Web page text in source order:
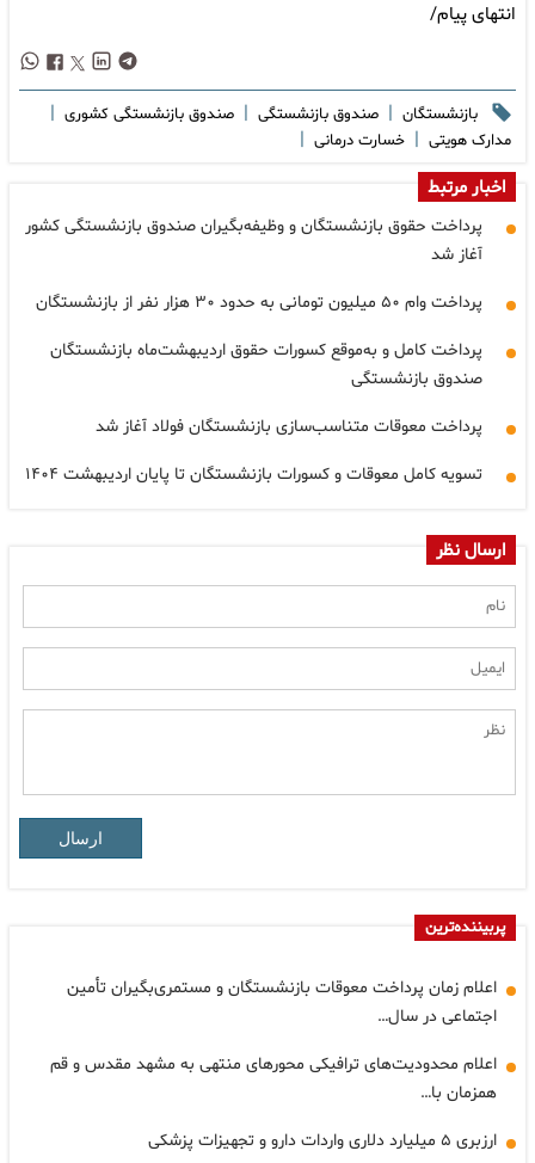
انتهای پیام/
بازنشستگان | صندوق بازنشستگی | صندوق بازنشستگی کشوری |
مدارک هویتی | خسارت درمانی |
اخبار مرتبط
پرداخت حقوق بازنشستگان و وظیفه‌بگیران صندوق بازنشستگی کشور
آغاز شد
پرداخت وام ۵۰ میلیون تومانی به حدود ۳۰ هزار نفر از بازنشستگان
پرداخت کامل و به‌موقع کسورات حقوق اردیبهشت‌ماه بازنشستگان
صندوق بازنشستگی
پرداخت معوقات متناسب‌سازی بازنشستگان فولاد آغاز شد
تسویه کامل معوقات و کسورات بازنشستگان تا پایان اردیبهشت ۱۴۰۴
ارسال نظر
ارسال
پربیننده‌ترین
اعلام زمان پرداخت معوقات بازنشستگان و مستمری‌بگیران تأمین
اجتماعی در سال…
اعلام محدودیت‌های ترافیکی محورهای منتهی به مشهد مقدس و قم
همزمان با…
ارزبری ۵ میلیارد دلاری واردات دارو و تجهیزات پزشکی